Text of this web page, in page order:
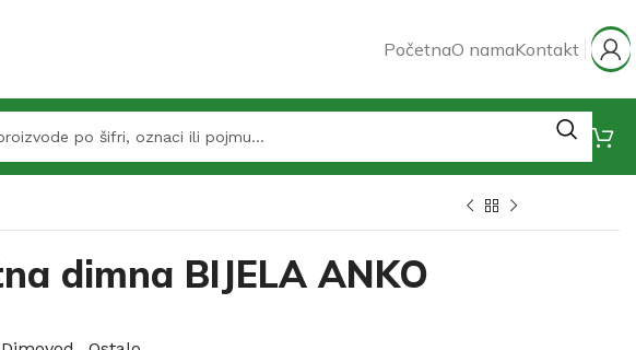
PočetnaO namaKontakt
dimna BIJELA ANKO